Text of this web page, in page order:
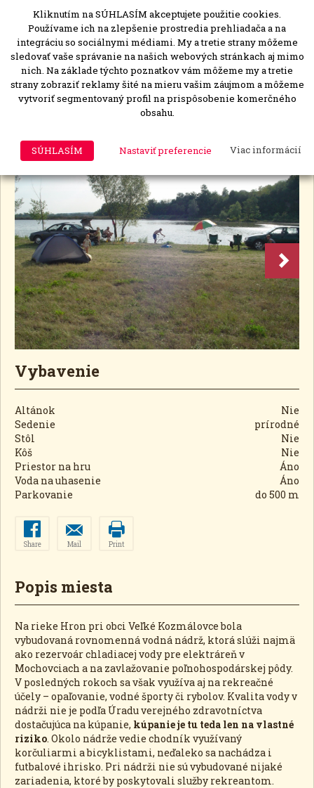
MENU
Priehrada na Hrone
Vybavenie
Altánok
Nie
Sedenie
prírodné
Stôl
Nie
Kôš
Nie
Priestor na hru
Áno
Voda na uhasenie
Áno
Parkovanie
do 500 m
Share Mail Print
Popis miesta
Na rieke Hron pri obci Veľké Kozmálovce bola
vybudovaná rovnomenná vodná nádrž, ktorá slúži najmä
ako rezervoár chladiacej vody pre elektráreň v
Mochovciach a na zavlažovanie poľnohospodárskej pôdy.
V posledných rokoch sa však využíva aj na rekreačné
účely – opaľovanie, vodné športy či rybolov. Kvalita vody v
nádrži nie je podľa Úradu verejného zdravotníctva
dostačujúca na kúpanie, kúpanie je tu teda len na vlastné
riziko. Okolo nádrže vedie chodník využívaný
korčuliarmi a bicyklistami, neďaleko sa nachádza i
futbalové ihrisko. Pri nádrži nie sú vybudované nijaké
zariadenia, ktoré by poskytovali služby rekreantom.
Kliknutím na SÚHLASÍM akceptujete použitie cookies.
Používame ich na zlepšenie prostredia prehliadača a na
integráciu so sociálnymi médiami. My a tretie strany môžeme
sledovať vaše správanie na našich webových stránkach aj mimo
nich. Na základe týchto poznatkov vám môžeme my a tretie
strany zobraziť reklamy šité na mieru vašim záujmom a môžeme
vytvoriť segmentovaný profil na prispôsobenie komerčného
obsahu.
SÚHLASÍM Nastaviť preferencie Viac informácií